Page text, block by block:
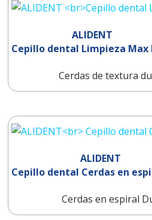
ALIDENT
Cepillo dental Limpieza Max
Cerdas de textura
ALIDENT
Cepillo dental Cerdas en
Cerdas en espiral